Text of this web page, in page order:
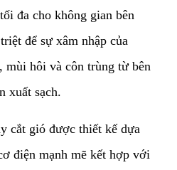
đa cho không gian bên
để sự xâm nhập của
mùi hôi và côn trùng từ bên
xuất sạch.
cắt gió được thiết kế dựa
điện mạnh mẽ kết hợp với